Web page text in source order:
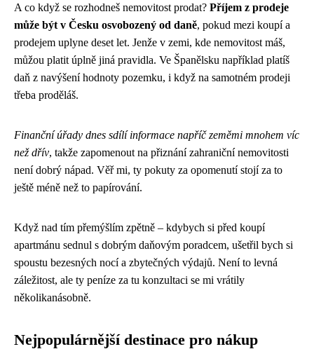
A co když se rozhodneš nemovitost prodat? Příjem z prodeje
může být v Česku osvobozený od daně, pokud mezi koupí a
prodejem uplyne deset let. Jenže v zemi, kde nemovitost máš,
můžou platit úplně jiná pravidla. Ve Španělsku například platíš
daň z navýšení hodnoty pozemku, i když na samotném prodeji
třeba proděláš.
Finanční úřady dnes sdílí informace napříč zeměmi mnohem víc
než dřív, takže zapomenout na přiznání zahraniční nemovitosti
není dobrý nápad. Věř mi, ty pokuty za opomenutí stojí za to
ještě méně než to papírování.
Když nad tím přemýšlím zpětně – kdybych si před koupí
apartmánu sednul s dobrým daňovým poradcem, ušetřil bych si
spoustu bezesných nocí a zbytečných výdajů. Není to levná
záležitost, ale ty peníze za tu konzultaci se mi vrátily
několikanásobně.
Nejpopulárnější destinace pro nákup